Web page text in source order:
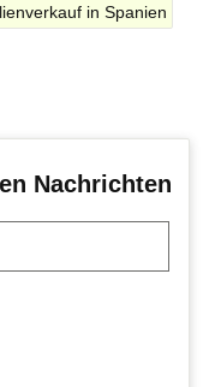
in Spanien
Nachrichten